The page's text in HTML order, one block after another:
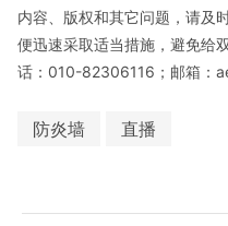
内容、版权和其它问题，请及
便迅速采取适当措施，避免给
话：010-82306116；邮箱：
防炎墙 直播